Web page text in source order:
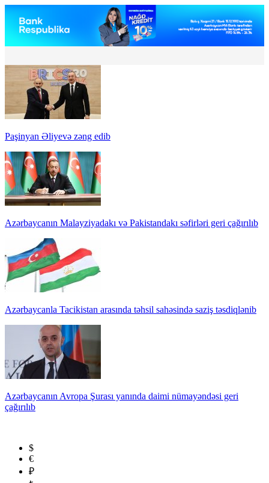
Paşinyan Əliyevə zəng edib
Azərbaycanın Malayziyadakı və Pakistandakı səfirləri geri çağırılıb
Azərbaycanla Tacikistan arasında təhsil sahəsində saziş təsdiqlənib
Azərbaycanın Avropa Şurası yanında daimi nümayəndəsi geri
çağırılıb
$
€
₽